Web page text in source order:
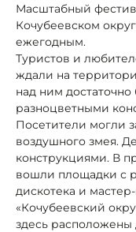
Масштабный
Кочубеевском
ежегодным.
Туристов и
ждали на
над ним
разноцветными
Посетители могли
воздушного змея.
конструкциями. В
вошли площадки с
дискотека и
«Кочубеевский
здесь расположены